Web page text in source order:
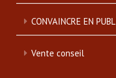
CONVAINCRE EN
Vente conseil